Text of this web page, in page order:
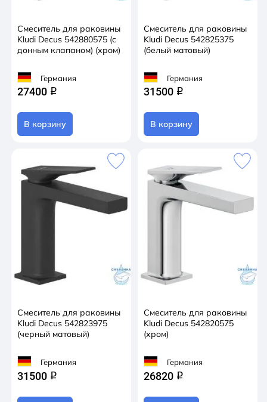
Смеситель для раковины
Kludi Decus 542880575 (с
донным клапаном) (хром)
Германия
27400 q
В корзину
Смеситель для раковины
Kludi Decus 542825375
(белый матовый)
Германия
31500 q
В корзину
Смеситель для раковины
Kludi Decus 542823975
(черный матовый)
Германия
31500 q
Смеситель для раковины
Kludi Decus 542820575
(хром)
Германия
26820 q